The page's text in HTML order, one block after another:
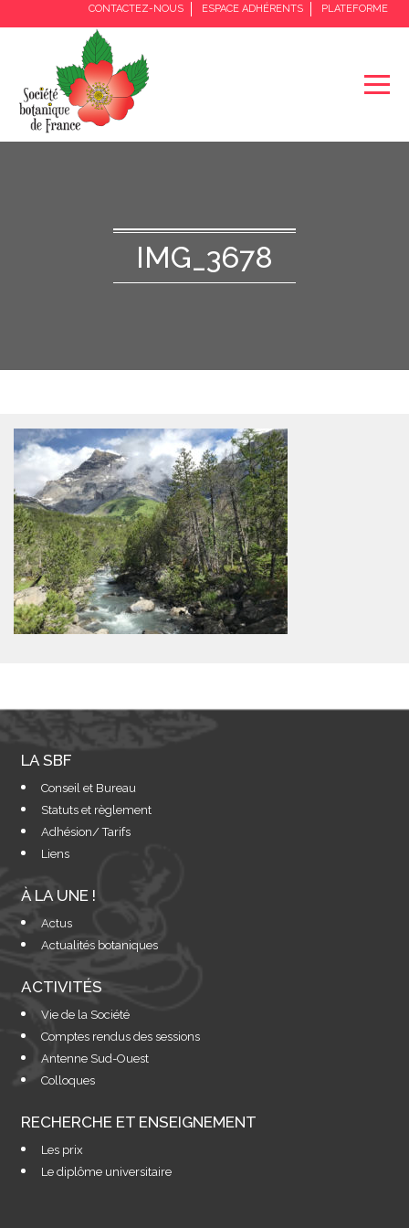
CONTACTEZ-NOUS ESPACE ADHÉRENTS PLATEFORME
IMG_3678
LA SBF
Conseil et Bureau
Statuts et règlement
Adhésion/ Tarifs
Liens
À LA UNE !
Actus
Actualités botaniques
ACTIVITÉS
Vie de la Société
Comptes rendus des sessions
Antenne Sud-Ouest
Colloques
RECHERCHE ET ENSEIGNEMENT
Les prix
Le diplôme universitaire